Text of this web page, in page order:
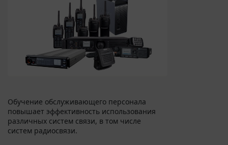
Обучение обслуживающего персонала
повышает эффективность использования
различных систем связи, в том числе
систем радиосвязи.